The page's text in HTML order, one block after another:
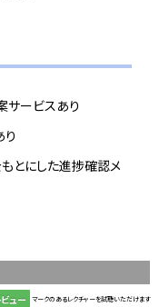
ービスあり
とにした進捗確認メ
ュー マークのあるレクチャーを試聴いただけます